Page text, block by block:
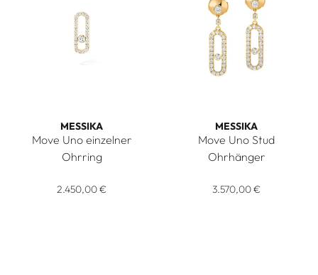
MESSIKA
Move Uno einzelner
Ohrring
2.450,00 €
MESSIKA
Move Uno Stud
Ohrhänger
3.570,00 €